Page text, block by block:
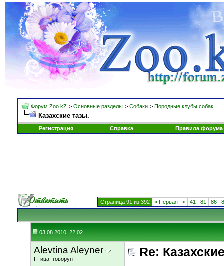
Форум Zoo.kZ > Основные разделы > Собаки > Породные клубы собак
Казахские тазы.
Регистрация Справка Правила форума
Страница 91 из 392 « Первая < 41 81 86
03.08.2010, 22:02
Alevtina Aleyner
Птица- говорун Re: